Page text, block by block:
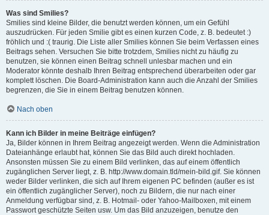
Was sind Smilies?
Smilies sind kleine Bilder, die benutzt werden können, um ein Gefühl
auszudrücken. Für jeden Smilie gibt es einen kurzen Code, z. B. bedeutet :)
fröhlich und :( traurig. Die Liste aller Smilies können Sie beim Verfassen eines
Beitrags sehen. Versuchen Sie bitte trotzdem, Smilies nicht zu häufig zu
benutzen, sie können einen Beitrag schnell unlesbar machen und ein
Moderator könnte deshalb Ihren Beitrag entsprechend überarbeiten oder gar
komplett löschen. Die Board-Administration kann auch die Anzahl der Smilies
begrenzen, die Sie in einem Beitrag benutzen können.
Nach oben
Kann ich Bilder in meine Beiträge einfügen?
Ja, Bilder können in Ihrem Beitrag angezeigt werden. Wenn die Administration
Dateianhänge erlaubt hat, können Sie das Bild auch direkt hochladen.
Ansonsten müssen Sie zu einem Bild verlinken, das auf einem öffentlich
zugänglichen Server liegt, z. B. http://www.domain.tld/mein-bild.gif. Sie können
weder Bilder verlinken, die sich auf Ihrem eigenen PC befinden (außer es ist
ein öffentlich zugänglicher Server), noch zu Bildern, die nur nach einer
Anmeldung verfügbar sind, z. B. Hotmail- oder Yahoo-Mailboxen, mit einem
Passwort geschützte Seiten usw. Um das Bild anzuzeigen, benutze den